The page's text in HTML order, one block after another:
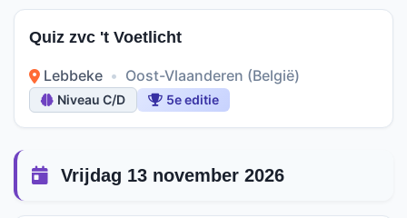
Quiz zvc 't Voetlicht
Lebbeke • Oost-Vlaanderen (België)
Niveau C/D 5e editie
Vrijdag 13 november 2026